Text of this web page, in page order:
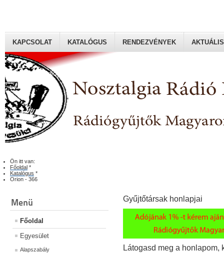
Rádiógyűjtők Magyaroszági Klubja
KAPCSOLAT KATALÓGUS RENDEZVÉNYEK AKTUÁLIS
Ön itt van:
Főoldal *
Katalógus *
Orion - 366
Menü
Főoldal
Egyesület
Alapszabály
Gyűjtőtársak honlapjai
Látogasd meg a honlapom,